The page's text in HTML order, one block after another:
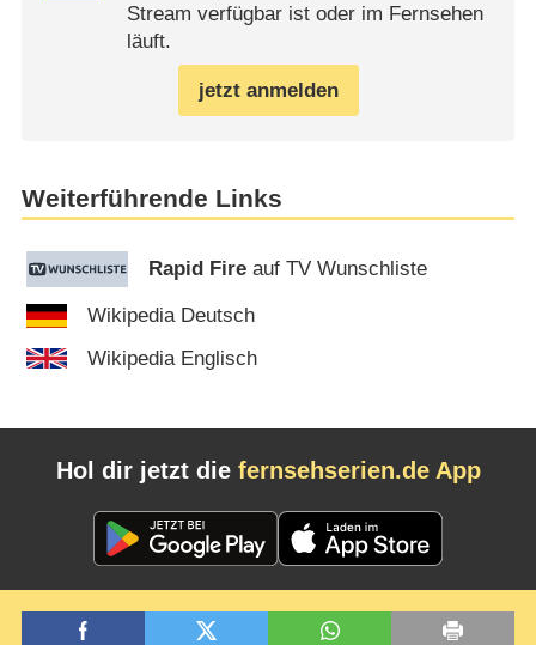
Stream verfügbar ist oder im Fernsehen
läuft.
jetzt anmelden
Weiterführende Links
Rapid Fire auf TV Wunschliste
Wikipedia Deutsch
Wikipedia Englisch
Hol dir jetzt die fernsehserien.de App